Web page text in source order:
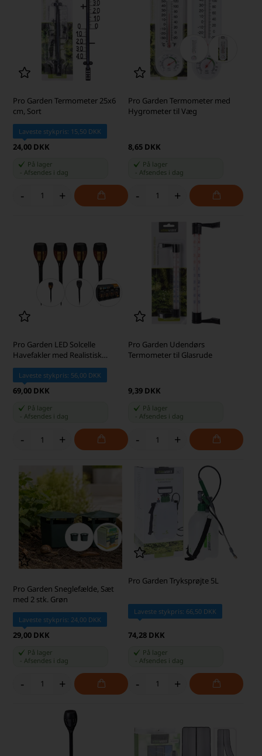
Pro Garden Termometer 25x6
cm, Sort
Laveste stykpris: 15,50 DKK
24,00 DKK
På lager
Afsendes i dag
- +
Pro Garden Termometer med
Hygrometer til Væg
8,65 DKK
På lager
Afsendes i dag
- +
Pro Garden LED Solcelle
Havefakler med Realistisk
Flammeeffekt, H: 37,5 cm, Sæt
med 4 stk.
Laveste stykpris: 56,00 DKK
69,00 DKK
På lager
-Afsendes i dag
- +
Pro Garden Udendørs
Termometer til Glasrude
9,39 DKK
På lager
Afsendes i dag
- +
Pro Garden Sneglefælde, Sæt
med 2 stk. Grøn
Laveste stykpris: 24,00 DKK
29,00 DKK
På lager
Afsendes i dag
- +
Pro Garden Tryksprøjte 5L
Laveste stykpris: 66,50 DKK
74,28 DKK
På lager
Afsendes i dag
- +